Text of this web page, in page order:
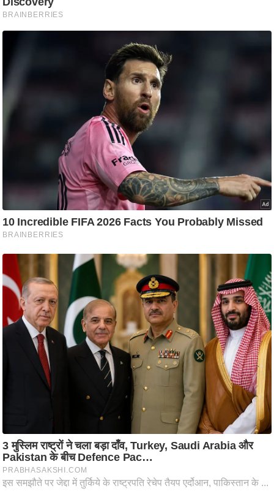
g
N
इ
टे
लॉ
जी
ब्यू
टी
/
फै
श
प
र्य
ट
न